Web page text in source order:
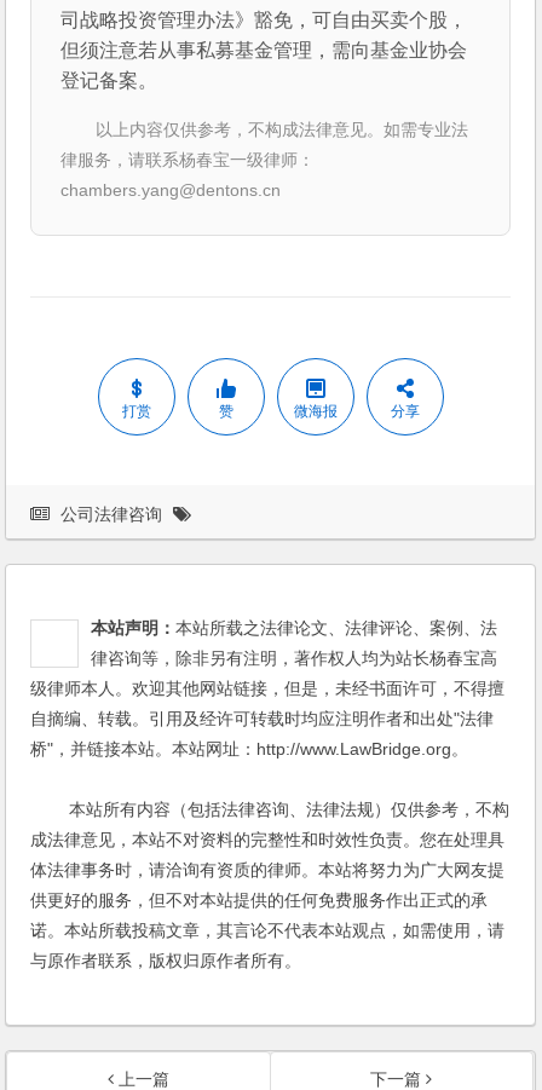
司战略投资管理办法》豁免，可自由买卖个股，
但须注意若从事私募基金管理，需向基金业协会
登记备案。
以上内容仅供参考，不构成法律意见。如需专业法
律服务，请联系杨春宝一级律师：
chambers.yang@dentons.cn
打赏 赞 微海报 分享
公司法律咨询
本站声明：本站所载之法律论文、法律评论、案例、法
律咨询等，除非另有注明，著作权人均为站长杨春宝高
级律师本人。欢迎其他网站链接，但是，未经书面许可，不得擅
自摘编、转载。引用及经许可转载时均应注明作者和出处"法律
桥"，并链接本站。本站网址：http://www.LawBridge.org。
本站所有内容（包括法律咨询、法律法规）仅供参考，不构
成法律意见，本站不对资料的完整性和时效性负责。您在处理具
体法律事务时，请洽询有资质的律师。本站将努力为广大网友提
供更好的服务，但不对本站提供的任何免费服务作出正式的承
诺。本站所载投稿文章，其言论不代表本站观点，如需使用，请
与原作者联系，版权归原作者所有。
上一篇
下一篇